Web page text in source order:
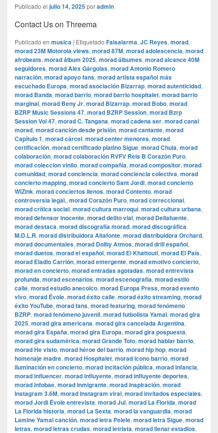
Publicado el julio 14, 2025poradmin
Contact Us on Threema
Publicado en musica | Etiquetado Falsalarma, JC Reyes, morad,
morad 23M Motorola views, morad 87M, morad adolescencia, morad
afrobeats, morad álbum 2025, morad álbumes, morad alcance 40M
seguidores, morad Alex Gárgolas, morad Antonio Romero
narración, morad apoyo fans, morad artista español más
escuchado Europa, morad asociación Bizarrap, morad autenticidad,
morad Banda, morad barrio, morad barrio hospitalet, morad barrio
marginal, morad Beny Jr, morad Bizarrap, morad Bobo, morad
BZRP Music Sessions 47, morad BZRP Session, morad Bzrp
Session Vol 47, morad C. Tangana, morad cadena ser, morad canal
morad, morad canción desde prisión, morad cantante, morad
Capítulo 1, morad cárcel, morad center menores, morad
certificación, morad certificado platino Sigue, morad Chula, morad
colaboración, morad colaboración RVFV Rels B Corazón Puro,
morad coleccion vinilo, morad compañía, morad compositor, morad
comunidad, morad conciencia, morad conciencia colectiva, morad
concierto mapping, morad concierto Sant Jordi, morad concierto
WiZink, morad conciertos llenos, morad Contento, morad
controversia legal., morad Corazón Puro, morad correccional,
morad crítica social, morad cultura marroquí, morad cultura urbana,
morad defensor inocente, morad delito vial, morad Dellafuente,
morad destaca, morad discografía morad, morad discográfica
M.D.L.R, morad distribuidora Altafonte, morad distribuidora Orchard,
morad documentales, morad Dolby Atmos, morad drill español,
morad duetos, morad el español, morad El Khattouti, morad El País,
morad Eladio Carrión, morad emergente, morad emotivo concierto,
morad en concierto, morad entradas agotadas, morad entrevista
profunda, morad escenarios, morad escenografía, morad estilo
calle, morad estudio anecoico, morad Europa Press, morad evento
vivo, morad Évole, morad éxito calle, morad éxito streaming, morad
éxito YouTube, morad fans, morad featuring, morad fenómeno
BZRP, morad fenómeno juvenil, morad futbolista Yamal, morad gira
2025, morad gira americana, morad gira cancelada Argentina,
morad gira España, morad gira Europa, morad gira pospuesta,
morad gira sudamérica, morad Grande Toto, morad hablar barrio,
morad He visto, morad héroe del barrio, morad hip hop, morad
homenaje madre, morad Hospitalet, morad icono barrio, morad
iluminación en concierto, morad incitación pública, morad infancia,
morad influencer, morad influyente, morad influyente deportes,
morad infobae, morad inmigrante, morad inspiración, morad
Instagram 3.6M, morad Instagram viral, morad invitados especiales,
morad Jordi Évole entrevista, morad Jul, morad La Florida, morad
La Florida historia, morad La Sexta, morad la vanguardia, morad
Lamine Yamal canción, morad letra Pelele, morad letra Sigue, morad
letras, morad letras crudas, morad letrista, morad llenar estadios,